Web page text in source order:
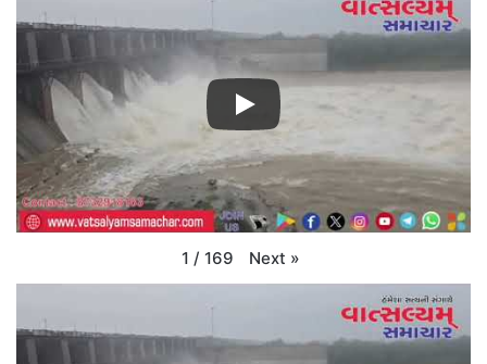
1 / 169 Next »